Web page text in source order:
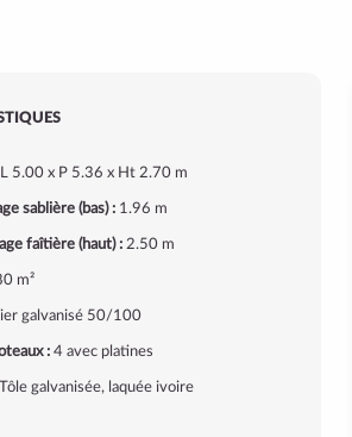
5.00 x P 5.36 x Ht 2.70 m
sablière (bas) : 1.96 m
faîtière (haut) :2.50 m
m²
galvanisé 50/100
:4 avec platines
galvanisée, laquée ivoire